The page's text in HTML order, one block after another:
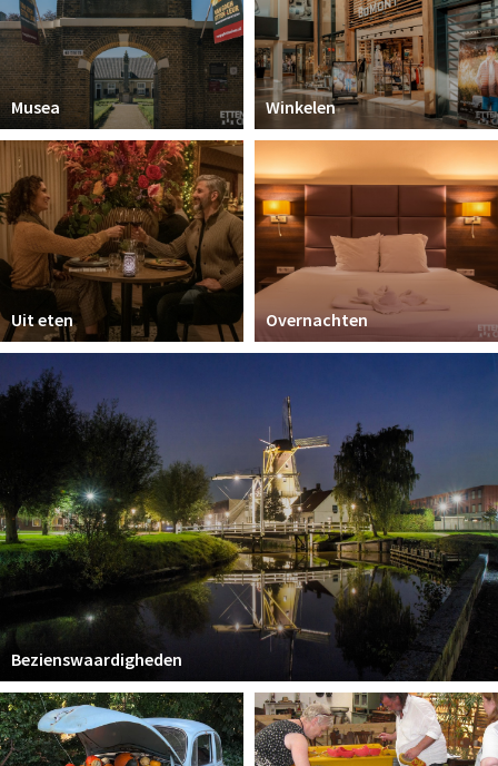
Musea Winkelen
Uit eten Overnachten
Bezienswaardigheden